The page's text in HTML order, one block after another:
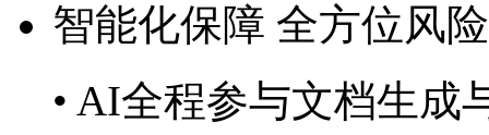
智能化保障 全方位风
• AI全程参与文档生成与